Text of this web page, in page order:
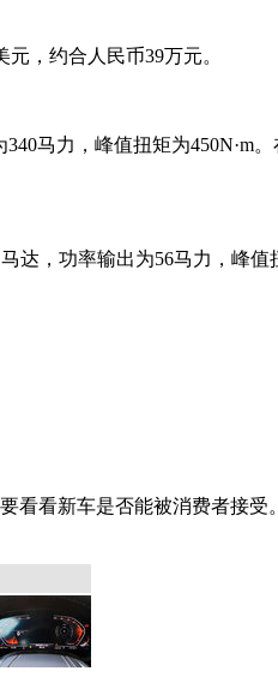
，约合人民币39万元。
马力，峰值扭矩为450N·m。
达，功率输出为56马力，峰值
看看新车是否能被消费者接受